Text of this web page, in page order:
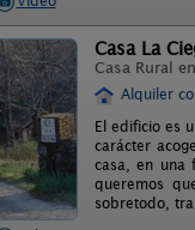
Casa La
Casa Rural en
Alquiler
El edificio es
carácter
casa, en una
queremos
sobretodo,